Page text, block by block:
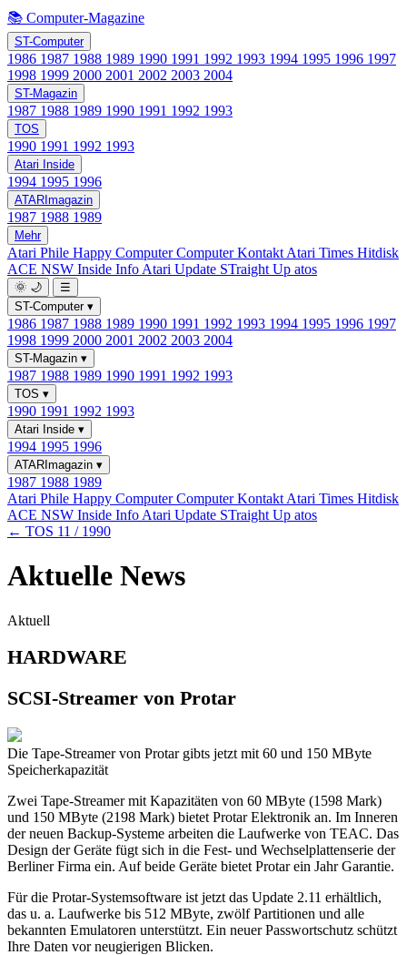
📚 Computer-Magazine
ST-Computer
1986 1987 1988 1989 1990 1991 1992 1993 1994 1995 1996 1997
1998 1999 2000 2001 2002 2003 2004
ST-Magazin
1987 1988 1989 1990 1991 1992 1993
TOS
1990 1991 1992 1993
Atari Inside
1994 1995 1996
ATARImagazin
1987 1988 1989
Mehr
Atari Phile Happy ComputerComputer Kontakt Atari Times Hitdisk
ACE NSW Inside Info Atari Update STraight Up atos
🌞 🌙
☰
ST-Computer ▾
1986 1987 1988 1989 1990 1991 1992 1993 1994 1995 1996 1997
1998 1999 2000 2001 2002 2003 2004
ST-Magazin ▾
1987 1988 1989 1990 1991 1992 1993
TOS ▾
1990 1991 1992 1993
Atari Inside ▾
1994 1995 1996
ATARImagazin ▾
1987 1988 1989
Atari Phile Happy ComputerComputer Kontakt Atari Times Hitdisk
ACE NSW Inside Info Atari Update STraight Up atos
← TOS 11 / 1990
Aktuelle News
Aktuell
HARDWARE
SCSI-Streamer von Protar
Die Tape-Streamer von Protar gibts jetzt mit 60 und 150 MByte
Speicherkapazität
Zwei Tape-Streamer mit Kapazitäten von 60 MByte (1598 Mark)
und 150 MByte (2198 Mark) bietet Protar Elektronik an. Im Inneren
der neuen Backup-Systeme arbeiten die Laufwerke von TEAC. Das
Design der Geräte fügt sich in die Fest- und Wechselplattenserie der
Berliner Firma ein. Auf beide Geräte bietet Protar ein Jahr Garantie.
Für die Protar-Systemsoftware ist jetzt das Update 2.11 erhältlich,
das u. a. Laufwerke bis 512 MByte, zwölf Partitionen und alle
bekannten Emulatoren unterstützt. Ein neuer Passwortschutz schützt
Ihre Daten vor neugierigen Blicken.